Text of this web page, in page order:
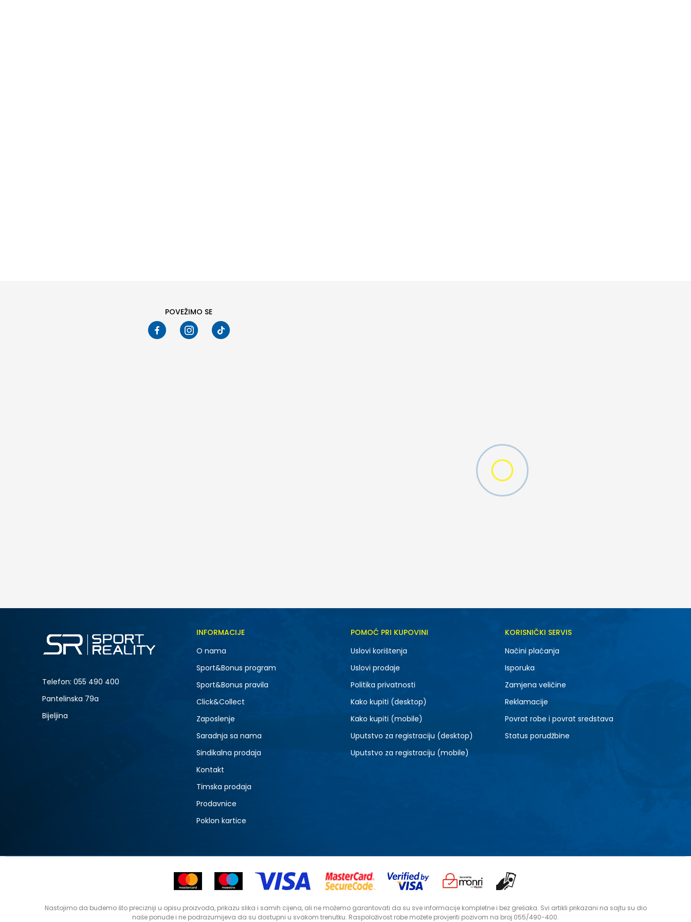
POVEŽIMO SE
Telefon: 055 490 400
Pantelinska 79a
Bijeljina
INFORMACIJE
O nama
Sport&Bonus program
Sport&Bonus pravila
Click&Collect
Zaposlenje
Saradnja sa nama
Sindikalna prodaja
Kontakt
Timska prodaja
Prodavnice
Poklon kartice
POMOĆ PRI KUPOVINI
Uslovi korištenja
Uslovi prodaje
Politika privatnosti
Kako kupiti (desktop)
Kako kupiti (mobile)
Uputstvo za registraciju (desktop)
Uputstvo za registraciju (mobile)
KORISNIČKI SERVIS
Načini plaćanja
Isporuka
Zamjena veličine
Reklamacije
Povrat robe i povrat sredstava
Status porudžbine
Nastojimo da budemo što precizniji u opisu proizvoda, prikazu slika i samih cijena, ali ne možemo garantovati da su sve informacije kompletne i bez grešaka. Svi artikli prikazani na sajtu su dio
naše ponude i ne podrazumijeva da su dostupni u svakom trenutku. Raspoloživost robe možete provjeriti pozivom na broj 055/490-400.